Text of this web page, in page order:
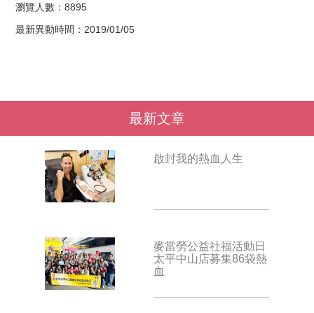
瀏覽人數：8895
最新異動時間：2019/01/05
最新文章
啟封我的熱血人生
麥當勞公益社福活動日
太平中山店募集86袋熱
血